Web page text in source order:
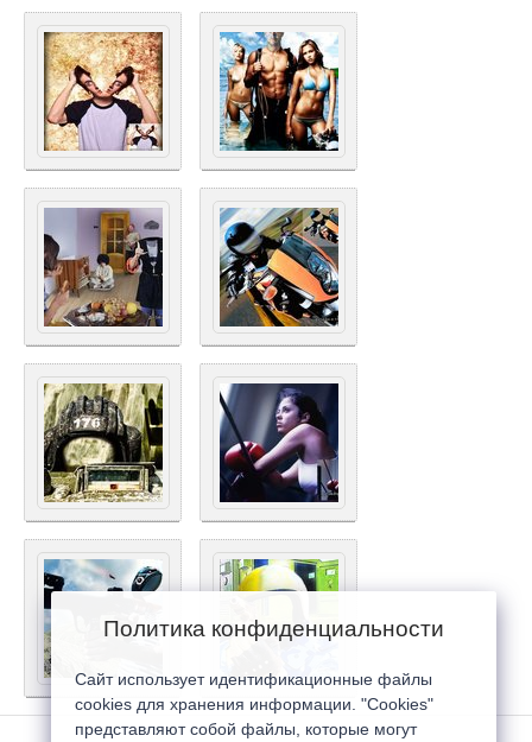
Политика конфиденциальности
Сайт использует идентификационные файлы
cookies для хранения информации. "Cookies"
представляют собой файлы, которые могут